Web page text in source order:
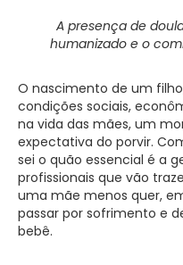
A presença de
humanizado e o
O nascimento de um
condições sociais,
na vida das mães, um
expectativa do porvir.
sei o quão essencial é a
profissionais que vão
uma mãe menos quer,
passar por sofrimento e
bebê.